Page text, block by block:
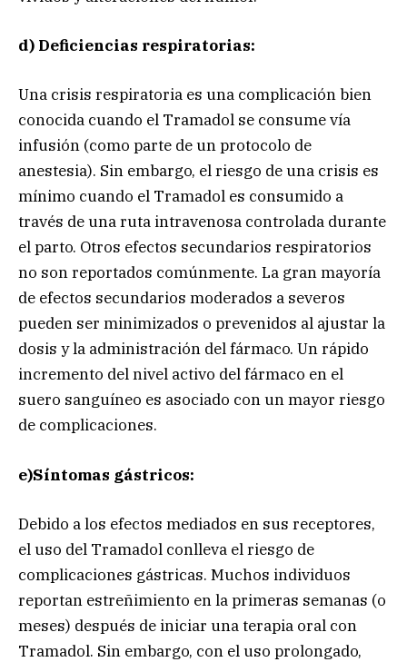
d) Deficiencias respiratorias:
Una crisis respiratoria es una complicación bien
conocida cuando el Tramadol se consume vía
infusión (como parte de un protocolo de
anestesia). Sin embargo, el riesgo de una crisis es
mínimo cuando el Tramadol es consumido a
través de una ruta intravenosa controlada durante
el parto. Otros efectos secundarios respiratorios
no son reportados comúnmente. La gran mayoría
de efectos secundarios moderados a severos
pueden ser minimizados o prevenidos al ajustar la
dosis y la administración del fármaco. Un rápido
incremento del nivel activo del fármaco en el
suero sanguíneo es asociado con un mayor riesgo
de complicaciones.
e)Síntomas gástricos:
Debido a los efectos mediados en sus receptores,
el uso del Tramadol conlleva el riesgo de
complicaciones gástricas. Muchos individuos
reportan estreñimiento en la primeras semanas (o
meses) después de iniciar una terapia oral con
Tramadol. Sin embargo, con el uso prolongado,